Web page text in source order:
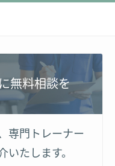
無料相談を
専門トレーナー
たします。